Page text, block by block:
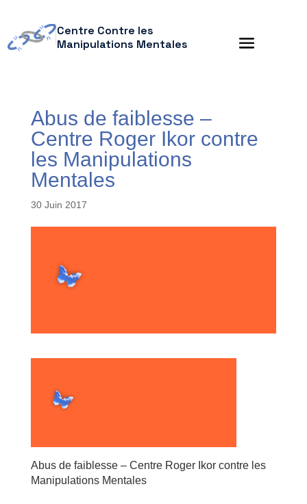
Centre Contre les
Manipulations Mentales
Abus de faiblesse –
Centre Roger Ikor contre
les Manipulations
Mentales
30 Juin 2017
Abus de faiblesse – Centre Roger Ikor contre les
Manipulations Mentales